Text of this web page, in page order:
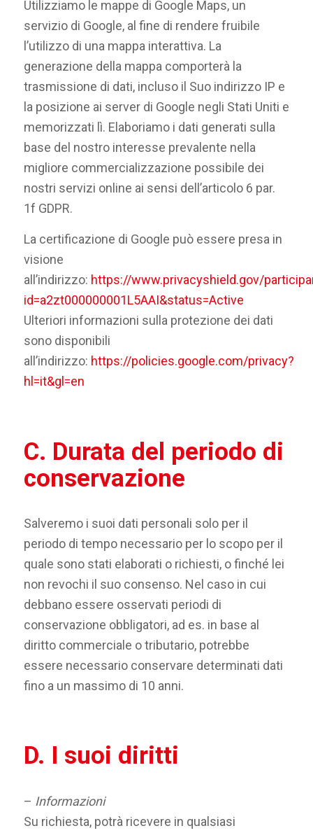
Utilizziamo le mappe di Google Maps, un
servizio di Google, al fine di rendere fruibile
l’utilizzo di una mappa interattiva. La
generazione della mappa comporterà la
trasmissione di dati, incluso il Suo indirizzo IP e
la posizione ai server di Google negli Stati Uniti e
memorizzati lì. Elaboriamo i dati generati sulla
base del nostro interesse prevalente nella
migliore commercializzazione possibile dei
nostri servizi online ai sensi dell’articolo 6 par.
1f GDPR.
La certificazione di Google può essere presa in
visione
all’indirizzo: https://www.privacyshield.gov/
id=a2zt000000001L5AAI&status=Active
Ulteriori informazioni sulla protezione dei dati
sono disponibili
all’indirizzo: https://policies.google.com/privacy?
hl=it&gl=en
C. Durata del periodo di
conservazione
Salveremo i suoi dati personali solo per il
periodo di tempo necessario per lo scopo per il
quale sono stati elaborati o richiesti, o finché lei
non revochi il suo consenso. Nel caso in cui
debbano essere osservati periodi di
conservazione obbligatori, ad es. in base al
diritto commerciale o tributario, potrebbe
essere necessario conservare determinati dati
fino a un massimo di 10 anni.
D. I suoi diritti
– Informazioni
Su richiesta, potrà ricevere in qualsiasi